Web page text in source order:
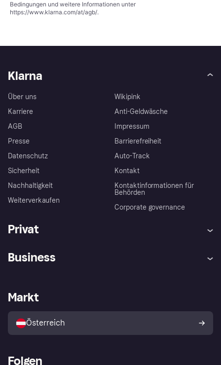
Bedingungen und weitere Informationen unter
https://www.klarna.com/at/agb/.
Klarna
Über uns
Karriere
AGB
Presse
Datenschutz
Sicherheit
Nachhaltigkeit
Weiterverkaufen
Wikipink
Anti-Geldwäsche
Impressum
Barrierefreiheit
Auto-Track
Kontakt
Kontaktinformationen für
Behörden
Corporate governance
Privat
Shops entdecken
Business
Händlerportal
Markt
Österreich
Folgen